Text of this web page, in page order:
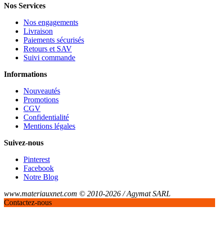
Nos Services
Nos engagements
Livraison
Paiements sécurisés
Retours et SAV
Suivi commande
Informations
Nouveautés
Promotions
CGV
Confidentialité
Mentions légales
Suivez-nous
Pinterest
Facebook
Notre Blog
www.materiauxnet.com © 2010-2026 / Agymat SARL
Contactez-nous